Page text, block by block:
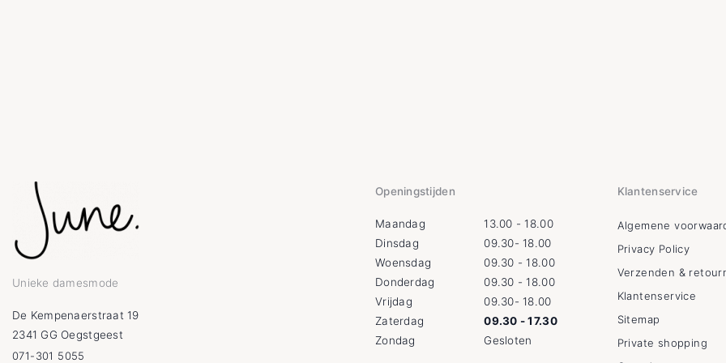
Unieke damesmode
De Kempenaerstraat 19
2341 GG Oegstgeest
071-301 5055
Openingstijden
Maandag
13.00 - 18.00
Dinsdag
09.30- 18.00
Woensdag
09.30 - 18.00
Donderdag
09.30 - 18.00
Vrijdag
09.30- 18.00
Zaterdag
09.30 - 17.30
Zondag
Gesloten
Klantenservice
Algemene
Privacy Policy
Verzenden &
Klantenservice
Sitemap
Private shopping